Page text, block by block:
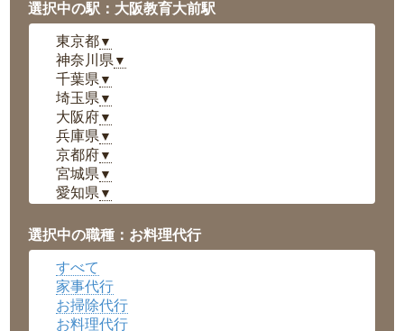
選択中の駅：大阪教育大前駅
東京都▼
神奈川県 ▼
千葉県 ▼
埼玉県 ▼
大阪府▼
兵庫県 ▼
京都府▼
宮城県 ▼
愛知県 ▼
岡山県▼
広島県▼
沖縄県
選択中の職種：お料理代行
すべて
家事代行
お掃除代行
お料理代行